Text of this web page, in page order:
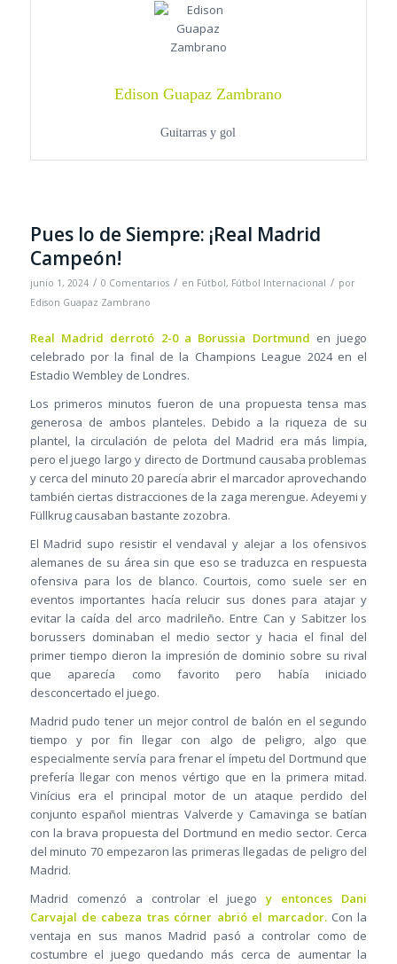
Edison Guapaz Zambrano
Guitarras y gol
Pues lo de Siempre: ¡Real Madrid
Campeón!
junio 1, 2024 / 0 Comentarios / en Fútbol, Fútbol Internacional / por
Edison Guapaz Zambrano
Real Madrid derrotó 2-0 a Borussia Dortmund en juego
celebrado por la final de la Champions League 2024 en el
Estadio Wembley de Londres.
Los primeros minutos fueron de una propuesta tensa mas
generosa de ambos planteles. Debido a la riqueza de su
plantel, la circulación de pelota del Madrid era más limpia,
pero el juego largo y directo de Dortmund causaba problemas
y cerca del minuto 20 parecía abrir el marcador aprovechando
también ciertas distracciones de la zaga merengue. Adeyemi y
Füllkrug causaban bastante zozobra.
El Madrid supo resistir el vendaval y alejar a los ofensivos
alemanes de su área sin que eso se traduzca en respuesta
ofensiva para los de blanco. Courtois, como suele ser en
eventos importantes hacía relucir sus dones para atajar y
evitar la caída del arco madrileño. Entre Can y Sabitzer los
borussers dominaban el medio sector y hacia el final del
primer tiempo dieron la impresión de dominio sobre su rival
que aparecía como favorito pero había iniciado
desconcertado el juego.
Madrid pudo tener un mejor control de balón en el segundo
tiempo y por fin llegar con algo de peligro, algo que
especialmente servía para frenar el ímpetu del Dortmund que
prefería llegar con menos vértigo que en la primera mitad.
Vinícius era el principal motor de un ataque perdido del
conjunto español mientras Valverde y Camavinga se batían
con la brava propuesta del Dortmund en medio sector. Cerca
del minuto 70 empezaron las primeras llegadas de peligro del
Madrid.
Madrid comenzó a controlar el juegoy entonces Dani
Carvajal de cabeza tras córner abrió el marcador.Con la
ventaja en sus manos Madrid pasó a controlar como de
costumbre el juego quedando más cerca de aumentar la